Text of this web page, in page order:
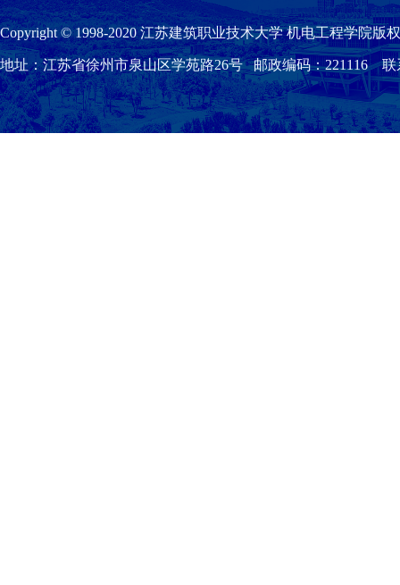
Copyright © 1998-2020 江苏建筑职业技术大学 机电工程学院版
地址：江苏省徐州市泉山区学苑路26号 邮政编码：221116 联